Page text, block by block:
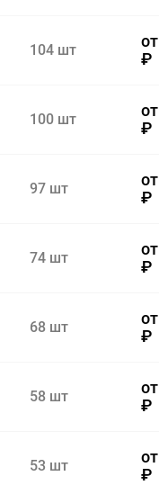
104 шт от
₽
100 шт от
₽
97 шт от
₽
74 шт от
₽
68 шт от
₽
58 шт от
₽
53 шт от
₽